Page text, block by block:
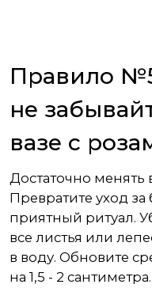
Правило
не
вазе с
Достаточно менять
Превратите уход
приятный ритуал.
все листья или
в воду. Обновите
на 1,5 - 2